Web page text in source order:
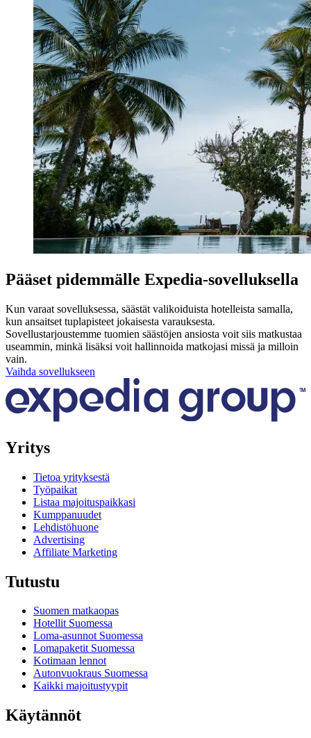
Pääset pidemmälle Expedia-sovelluksella
Kun varaat sovelluksessa, säästät valikoiduista hotelleista samalla,
kun ansaitset tuplapisteet jokaisesta varauksesta.
Sovellustarjoustemme tuomien säästöjen ansiosta voit siis matkustaa
useammin, minkä lisäksi voit hallinnoida matkojasi missä ja milloin
vain.
Vaihda sovellukseen
Yritys
Tietoa yrityksestä
Työpaikat
Listaa majoituspaikkasi
Kumppanuudet
Lehdistöhuone
Advertising
Affiliate Marketing
Tutustu
Suomen matkaopas
Hotellit Suomessa
Loma-asunnot Suomessa
Lomapaketit Suomessa
Kotimaan lennot
Autonvuokraus Suomessa
Kaikki majoitustyypit
Käytännöt